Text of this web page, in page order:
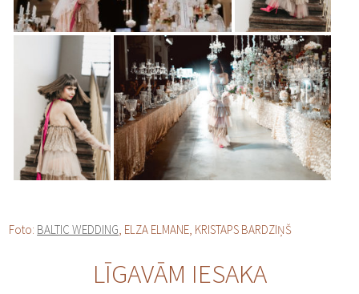
Foto: BALTIC WEDDING, ELZA ELMANE, KRISTAPS BARDZIŅŠ
LĪGAVĀM IESAKA